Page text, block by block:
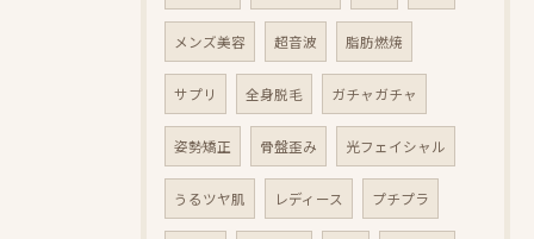
メンズ美容 超音波 脂肪燃焼
サプリ 全身脱毛 ガチャガチャ
姿勢矯正 骨盤歪み 光フェイシャル
うるツヤ肌 レディース プチプラ